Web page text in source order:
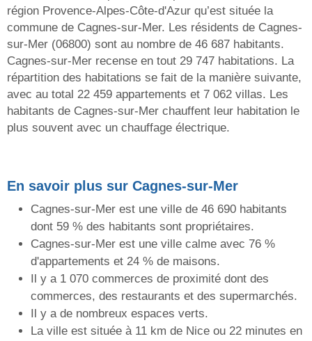
région Provence-Alpes-Côte-d'Azur qu’est située la
commune de Cagnes-sur-Mer. Les résidents de Cagnes-
sur-Mer (06800) sont au nombre de 46 687 habitants.
Cagnes-sur-Mer recense en tout 29 747 habitations. La
répartition des habitations se fait de la manière suivante,
avec au total 22 459 appartements et 7 062 villas. Les
habitants de Cagnes-sur-Mer chauffent leur habitation le
plus souvent avec un chauffage électrique.
En savoir plus sur Cagnes-sur-Mer
Cagnes-sur-Mer est une ville de 46 690 habitants
dont 59 % des habitants sont propriétaires.
Cagnes-sur-Mer est une ville calme avec 76 %
d'appartements et 24 % de maisons.
Il y a 1 070 commerces de proximité dont des
commerces, des restaurants et des supermarchés.
Il y a de nombreux espaces verts.
La ville est située à 11 km de Nice ou 22 minutes en